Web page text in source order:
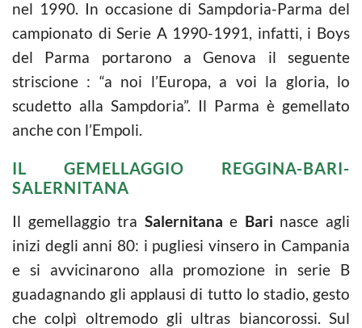
nel 1990. In occasione di Sampdoria-Parma del
campionato di Serie A 1990-1991, infatti, i Boys
del Parma portarono a Genova il seguente
striscione : “a noi l’Europa, a voi la gloria, lo
scudetto alla Sampdoria”. Il Parma è gemellato
anche con l’Empoli.
IL GEMELLAGGIO REGGINA-BARI-
SALERNITANA
Il gemellaggio tra Salernitanae Bari nasce agli
inizi degli anni 80: i pugliesi vinsero in Campania
e si avvicinarono alla promozione in serie B
guadagnando gli applausi di tutto lo stadio, gesto
che colpì oltremodo gli ultras biancorossi. Sul